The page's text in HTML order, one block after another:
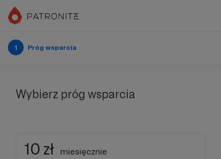
1 Próg wsparcia
Wybierz próg wsparcia
10 zł miesięcznie